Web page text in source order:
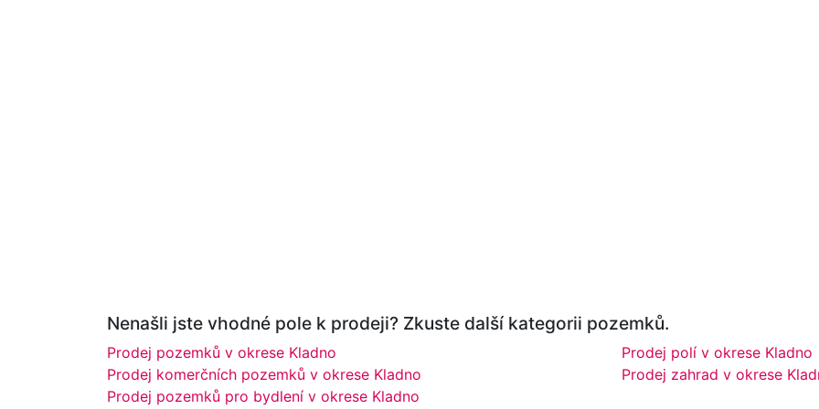
Nenašli jste vhodné pole k prodeji? Zkuste další kategorii pozemků.
Prodej pozemků v okrese Kladno
Prodej komerčních pozemků v okrese Kladno
Prodej pozemků pro bydlení v okrese Kladno
Prodej polí v okrese Kladno
Prodej zahrad v okrese